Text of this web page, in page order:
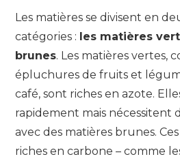
Les matières se divisent en
catégories : les matières
brunes. Les matières vertes,
épluchures de fruits et
café, sont riches en azote.
rapidement mais nécessitent
avec des matières brunes.
riches en carbone – comme